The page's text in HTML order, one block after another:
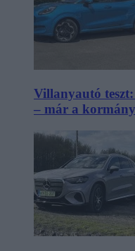
Villanyautó
– már a